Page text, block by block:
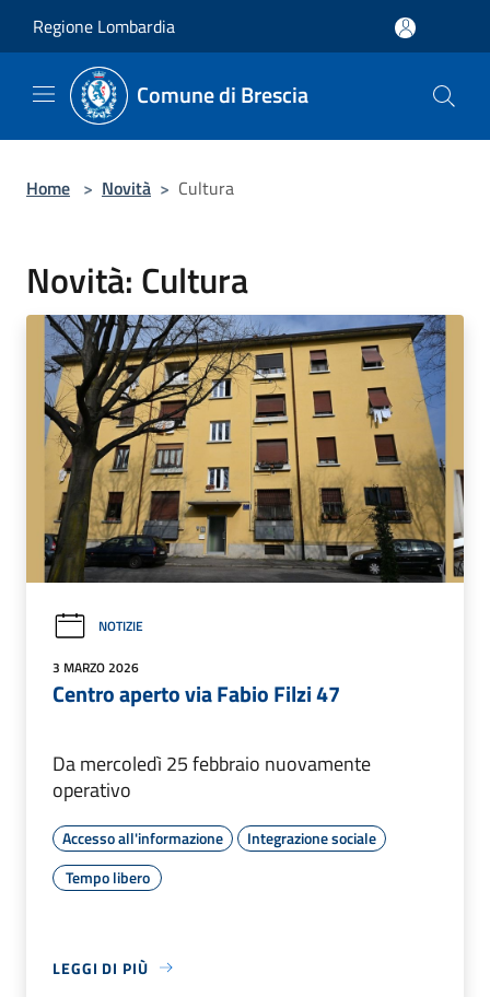
Regione Lombardia
Comune di Brescia
Home > Novità > Cultura
Novità: Cultura
NOTIZIE
3 MARZO 2026
Centro aperto via Fabio Filzi 47
Da mercoledì 25 febbraio nuovamente
operativo
Accesso all'informazione
Integrazione sociale
Tempo libero
LEGGI DI PIÙ